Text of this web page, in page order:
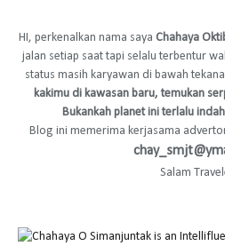
HI, perkenalkan nama saya Chahaya
jalan setiap saat tapi selalu terbentur
status masih karyawan di bawah
kakimu di kawasan baru, temukan
Bukankah planet ini terlalu
Blog ini memerima kerjasama
Salam